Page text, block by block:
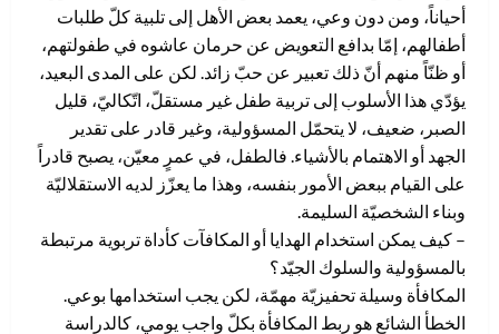
أحياناً، ومن دون وعي، يعمد بعض الأهل إلى تلبية كلّ طلبات
أطفالهم، إمّا بدافع التعويض عن حرمان عاشوه في طفولتهم،
أو ظنّاً منهم أنّ ذلك تعبير عن حبّ زائد. لكن على المدى البعيد،
يؤدّي هذا الأسلوب إلى تربية طفل غير مستقلّ، اتّكاليّ، قليل
الصبر، ضعيف، لا يتحمّل المسؤولية، وغير قادر على تقدير
الجهد أو الاهتمام بالأشياء. فالطفل، في عمرٍ معيّن، يصبح قادراً
على القيام ببعض الأمور بنفسه، وهذا ما يعزّز لديه الاستقلاليّة
وبناء الشخصيّة السليمة.
– كيف يمكن استخدام الهدايا أو المكافآت كأداة تربوية مرتبطة
بالمسؤولية والسلوك الجيّد؟
المكافأة وسيلة تحفيزيّة مهمّة، لكن يجب استخدامها بوعي.
الخطأ الشائع هو ربط المكافأة بكلّ واجب يومي، كالدراسة